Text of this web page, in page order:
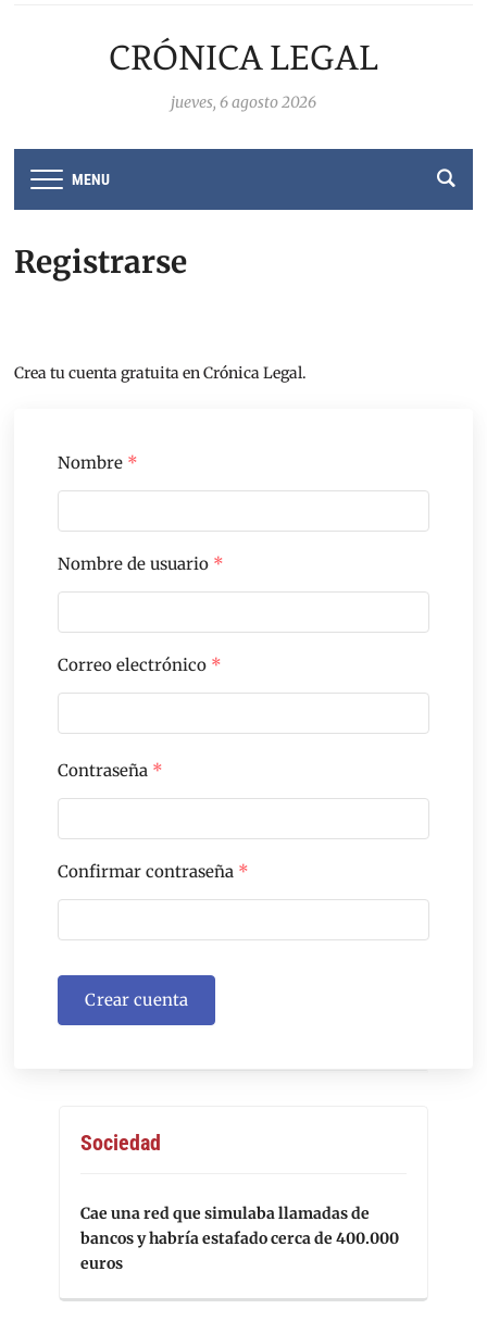
CRÓNICA LEGAL
jueves, 6 agosto 2026
MENU
Registrarse
Crea tu cuenta gratuita en Crónica Legal.
Nombre *
Nombre de usuario *
Correo electrónico *
Contraseña *
Confirmar contraseña *
Crear cuenta
Sociedad
Cae una red que simulaba llamadas de
bancos y habría estafado cerca de 400.000
euros